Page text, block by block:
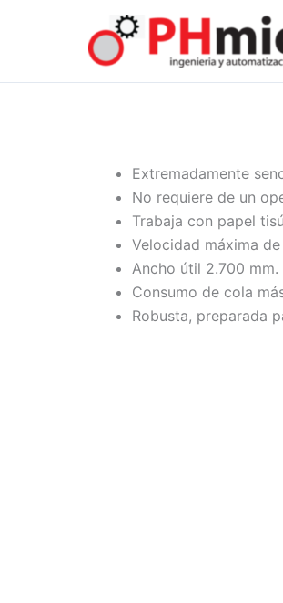
Extremadamente
No requiere de un
Trabaja con papel
Velocidad máxima
Ancho útil 2.700 mm.
Consumo de cola
Robusta, preparada